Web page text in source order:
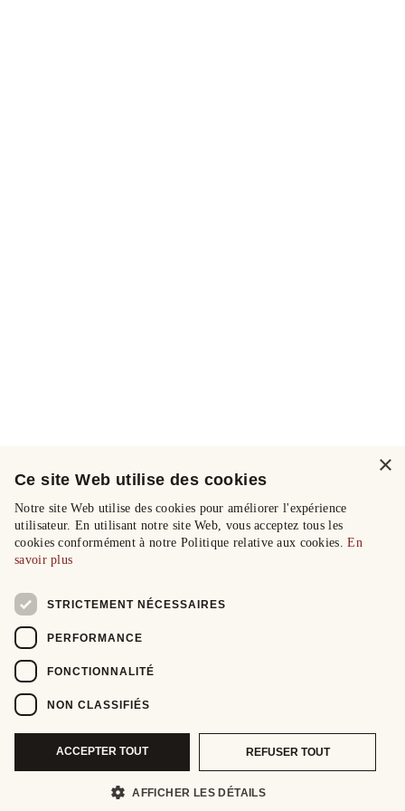
×
Ce site Web utilise des cookies
Notre site Web utilise des cookies pour améliorer l'expérience
utilisateur. En utilisant notre site Web, vous acceptez tous les
cookies conformément à notre Politique relative aux cookies.En
savoir plus
STRICTEMENT NÉCESSAIRES
PERFORMANCE
FONCTIONNALITÉ
NON CLASSIFIÉS
ACCEPTER TOUT REFUSER TOUT
AFFICHER LES DÉTAILS